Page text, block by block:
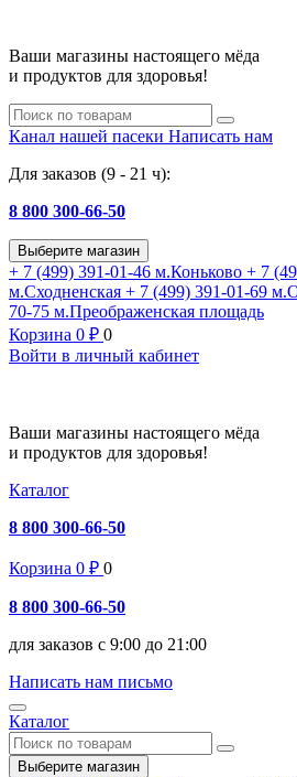
Ваши магазины настоящего мёда
и продуктов для здоровья!
Канал нашей пасеки Написать нам
Для заказов (9 - 21 ч):
8 800 300-66-50
Выберите магазин
+ 7 (499) 391-01-46 м.Коньково + 7
м.Сходненская + 7 (499) 391-01-69
70-75 м.Преображенская площадь
Корзина 0 ₽ 0
Войти в личный кабинет
Ваши магазины настоящего мёда
и продуктов для здоровья!
Каталог
8 800 300-66-50
Корзина 0 ₽ 0
8 800 300-66-50
для заказов с 9:00 до 21:00
Написать нам письмо
Каталог
Выберите магазин